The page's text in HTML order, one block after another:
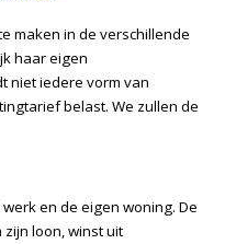
maken in de verschillende
haar eigen
niet iedere vorm van
belast. We zullen de
en de eigen woning. De
loon, winst uit